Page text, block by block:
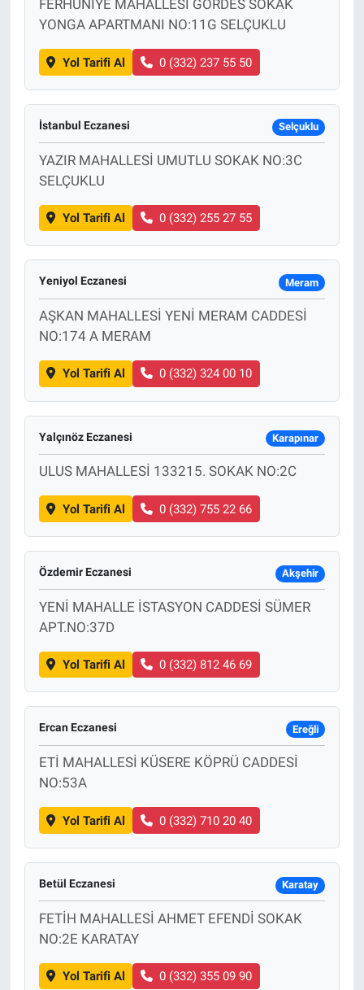
FERHUNİYE MAHALLESİ GÖRDES SOKAK
YONGA APARTMANI NO:11G SELÇUKLU
Yol Tarifi Al 0 (332) 237 55 50
İstanbul Eczanesi Selçuklu
YAZIR MAHALLESİ UMUTLU SOKAK NO:3C
SELÇUKLU
Yol Tarifi Al 0 (332) 255 27 55
Yeniyol Eczanesi Meram
AŞKAN MAHALLESİ YENİ MERAM CADDESİ
NO:174 A MERAM
Yol Tarifi Al 0 (332) 324 00 10
Yalçınöz Eczanesi Karapınar
ULUS MAHALLESİ 133215. SOKAK NO:2C
Yol Tarifi Al 0 (332) 755 22 66
Özdemir Eczanesi Akşehir
YENİ MAHALLE İSTASYON CADDESİ SÜMER
APT.NO:37D
Yol Tarifi Al 0 (332) 812 46 69
Ercan Eczanesi Ereğli
ETİ MAHALLESİ KÜSERE KÖPRÜ CADDESİ
NO:53A
Yol Tarifi Al 0 (332) 710 20 40
Betül Eczanesi Karatay
FETİH MAHALLESİ AHMET EFENDİ SOKAK
NO:2E KARATAY
Yol Tarifi Al 0 (332) 355 09 90